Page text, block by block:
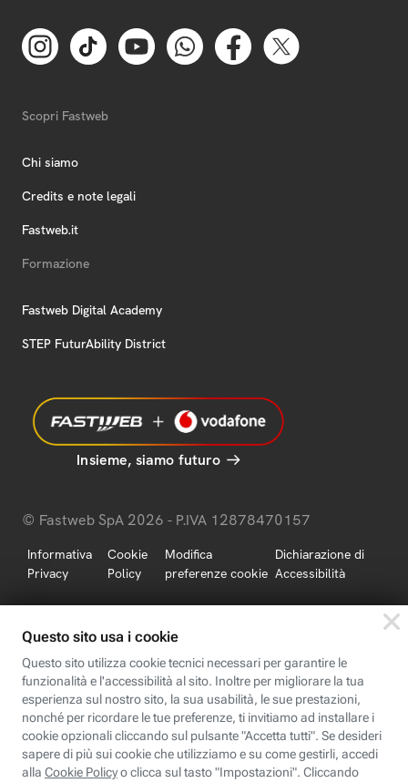
Scopri Fastweb
Chi siamo
Credits e note legali
Fastweb.it
Formazione
Fastweb Digital Academy
STEP FuturAbility District
Insieme, siamo futuro
© Fastweb SpA 2026 - P.IVA 12878470157
Informativa
Privacy
Cookie
Policy
Modifica
preferenze cookie
Dichiarazione di
Accessibilità